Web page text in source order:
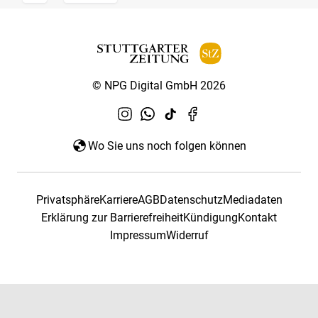
© NPG Digital GmbH 2026
Wo Sie uns noch folgen können
PrivatsphäreKarriereAGBDatenschutzMediadaten
Erklärung zur BarrierefreiheitKündigungKontakt
ImpressumWiderruf